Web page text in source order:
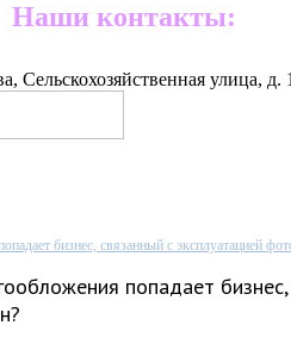
Наши контакты:
Сельскохозяйственная улица,
бизнес, связанный с эксплуатацией
попадает